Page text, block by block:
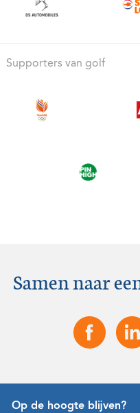
Supporters van golf
Samen naar
Op de hoogte blijven?